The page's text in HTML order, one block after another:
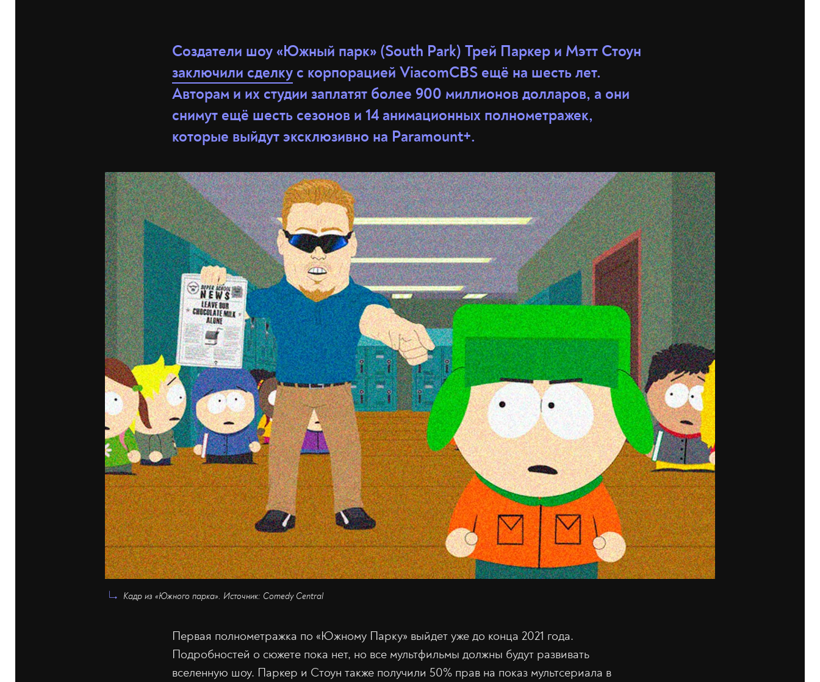
Создатели шоу «Южный парк» (South Park) Трей Паркер и Мэтт Стоун
заключили сделку с корпорацией ViacomCBS ещё на шесть лет.
Авторам и их студии заплатят более 900 миллионов долларов, а они
снимут ещё шесть сезонов и 14 анимационных полнометражек,
которые выйдут эксклюзивно на Paramount+.
Кадр из «Южного парка». Источник: Comedy Central
Первая полнометражка по «Южному Парку» выйдет уже до конца 2021 года.
Подробностей о сюжете пока нет, но все мультфильмы должны будут развивать
вселенную шоу. Паркер и Стоун также получили 50% прав на показ мультсериала в